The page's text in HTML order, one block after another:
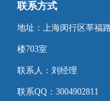
联系方式
地址：上海闵行区莘福
楼703室
联系人：刘经理
联系QQ：3004902811